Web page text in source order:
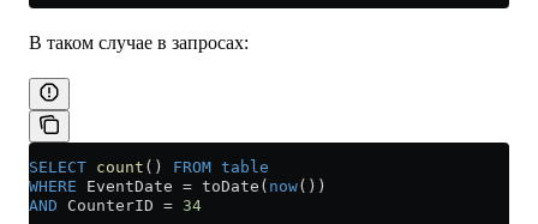
В таком случае в запросах:
SELECT count () FROM table
WHERE EventDate = toDate( now())
AND CounterID = 34